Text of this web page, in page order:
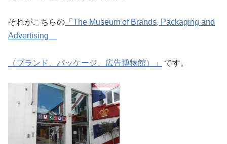
それがこちらの 「The Museum of Brands, Packaging and
Advertising
（ブランド、パッケージ、広告博物館）」 です。